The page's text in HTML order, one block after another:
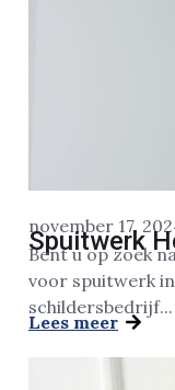
november 17,
Spuitwerk
Bent u op zoek
voor spuitwerk
schildersbedrijf...
Lees meer